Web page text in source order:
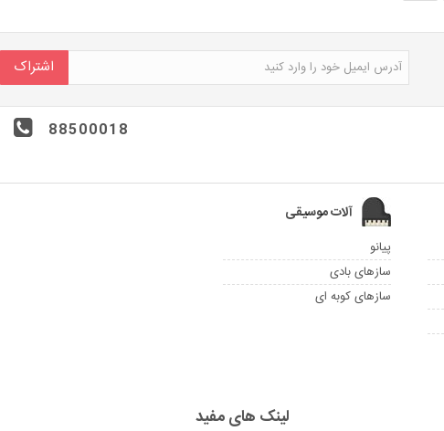
اشتراک
88500018
آلات موسیقی
پیانو
سازهای بادی
سازهای کوبه ای
لینک های مفید